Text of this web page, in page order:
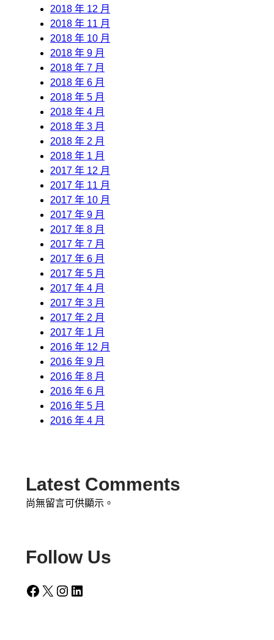
2018 年 12 月
2018 年 11 月
2018 年 10 月
2018 年 9 月
2018 年 7 月
2018 年 6 月
2018 年 5 月
2018 年 4 月
2018 年 3 月
2018 年 2 月
2018 年 1 月
2017 年 12 月
2017 年 11 月
2017 年 10 月
2017 年 9 月
2017 年 8 月
2017 年 7 月
2017 年 6 月
2017 年 5 月
2017 年 4 月
2017 年 3 月
2017 年 2 月
2017 年 1 月
2016 年 12 月
2016 年 9 月
2016 年 8 月
2016 年 6 月
2016 年 5 月
2016 年 4 月
Latest Comments
尚無留言可供顯示。
Follow Us
Facebook X Instagram LinkedIn